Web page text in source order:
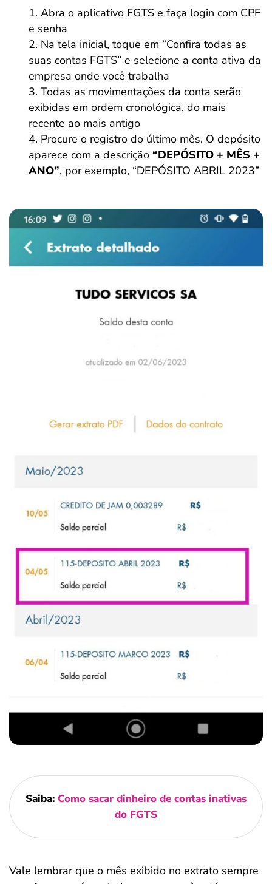
Abra o aplicativo FGTS e faça login com CPF
e senha
Na tela inicial, toque em “Confira todas as
suas contas FGTS” e selecione a conta ativa da
empresa onde você trabalha
Todas as movimentações da conta serão
exibidas em ordem cronológica, do mais
recente ao mais antigo
Procure o registro do último mês. O depósito
aparece com a descrição “DEPÓSITO + MÊS +
ANO”, por exemplo, “DEPÓSITO ABRIL 2023”
Saiba: Como sacar dinheiro de contas inativas
do FGTS
Vale lembrar que o mês exibido no extrato sempre